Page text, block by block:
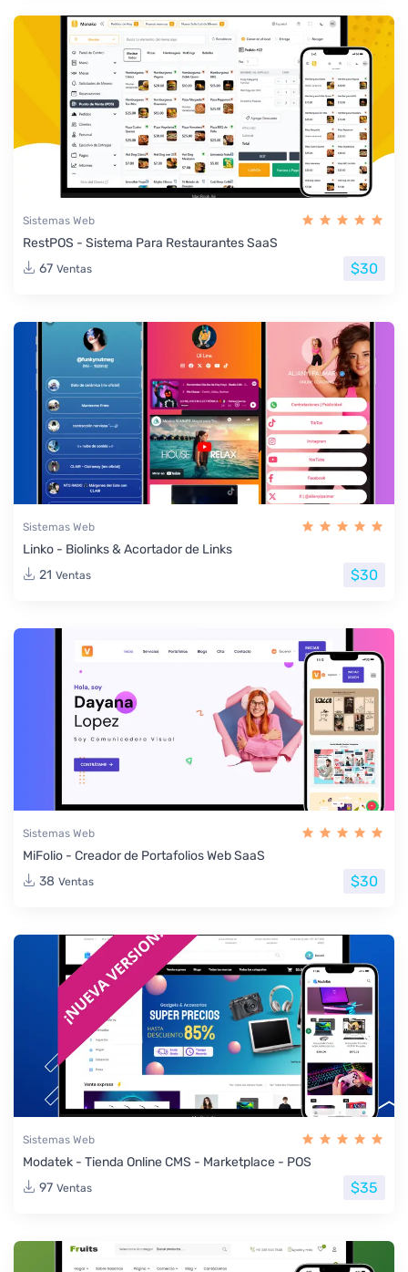
Sistemas Web
RestPOS - Sistema Para Restaurantes SaaS
67 Ventas $30
Sistemas Web
Linko - Biolinks & Acortador de Links
21 Ventas $30
Sistemas Web
MiFolio - Creador de Portafolios Web SaaS
38 Ventas $30
Sistemas Web
Modatek - Tienda Online CMS - Marketplace - POS
97 Ventas $35